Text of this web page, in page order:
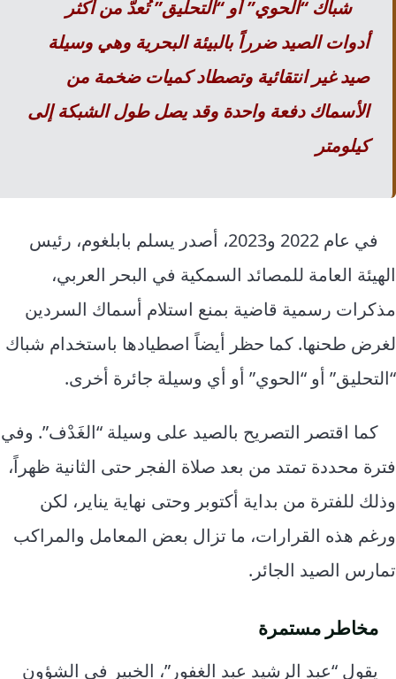
شباك “الحوي” أو “التحليق” تُعدّ من أكثر
أدوات الصيد ضرراً بالبيئة البحرية وهي وسيلة
صيد غير انتقائية وتصطاد كميات ضخمة من
الأسماك دفعة واحدة وقد يصل طول الشبكة إلى
كيلومتر
في عام 2022 و2023، أصدر يسلم بابلغوم، رئيس
الهيئة العامة للمصائد السمكية في البحر العربي،
مذكرات رسمية قاضية بمنع استلام أسماك السردين
لغرض طحنها. كما حظر أيضاً اصطيادها باستخدام شباك
“التحليق” أو “الحوي” أو أي وسيلة جائرة أخرى.
كما اقتصر التصريح بالصيد على وسيلة “الغَدْف”. وفي
فترة محددة تمتد من بعد صلاة الفجر حتى الثانية ظهراً،
وذلك للفترة من بداية أكتوبر وحتى نهاية يناير، لكن
ورغم هذه القرارات، ما تزال بعض المعامل والمراكب
تمارس الصيد الجائر.
مخاطر مستمرة
يقول “عبد الرشيد عبد الغفور”، الخبير في الشؤون